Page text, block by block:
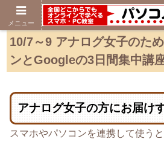
10/7～9 アナログ女子のた
ンとGoogleの3日間集中講
アナログ女子の方にお届け
スマホやパソコンを連携して使う
メニュー